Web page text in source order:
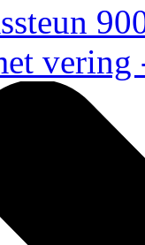
vering